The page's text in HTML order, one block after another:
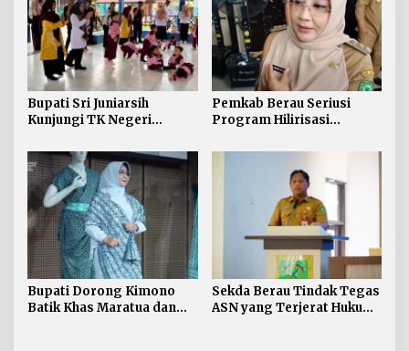
Bupati Sri Juniarsih
Kunjungi TK Negeri
Tanamkan Semangat
Belajar Sejak Dini
Pemkab Berau Seriusi
Program Hilirisasi
Pengalengan Ikan
Bupati Dorong Kimono
Batik Khas Maratua dan
Sekda Berau Tindak Tegas
ASN yang Terjerat Hukum,